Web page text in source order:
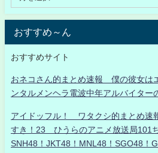
おすすめ～ん
おすすめサイト
おネコさん的まとめ速報 僕の彼女は
ンタルメンヘラ電波中年アルバイター
アイドッフル！ ワタクシ的まとめ
すき！23 ひうらのアニメ放送局101
SNH48！JKT48！MNL48！SGO48！